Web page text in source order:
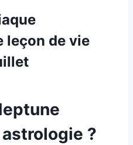
leçon de vie
?